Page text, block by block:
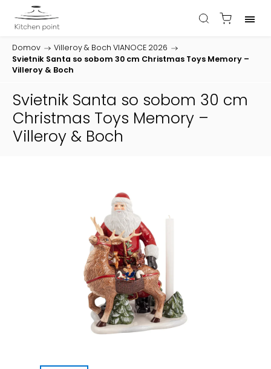
Domov / Villeroy & Boch VIANOCE 2026 /
Svietnik Santa so sobom 30 cm Christmas Toys Memory –
Villeroy & Boch
Svietnik Santa so sobom 30 cm
Christmas Toys Memory –
Villeroy & Boch